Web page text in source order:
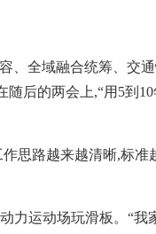
全域融合统筹、交通
后的两会上,“用5到
思路越来越清晰,标准
运动场玩滑板。“我